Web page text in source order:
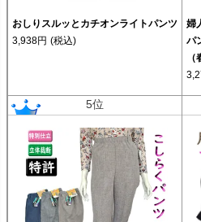
おしりスルッとカチオンライトパンツ
3,938円 (税込)
婦
パ
5位